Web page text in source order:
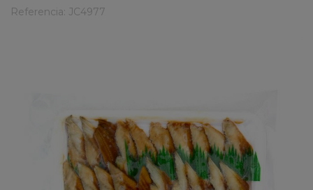
Referencia: JC4977